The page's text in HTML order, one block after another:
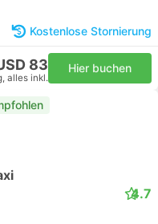
Kostenlose Stornierung
83
alles inkl.
Hier buchen
4.7